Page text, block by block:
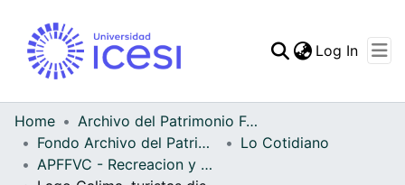
Statistics
Log In
Home
Archivo del Patrimonio Fotográfico y Fílmico del Valle del Cauca
Fondo Archivo del Patrimonio Fotográfico y Fílmico del Valle del Cauca
Lo Cotidiano
APFFVC - Recreacion y Paseo - Patrimonial